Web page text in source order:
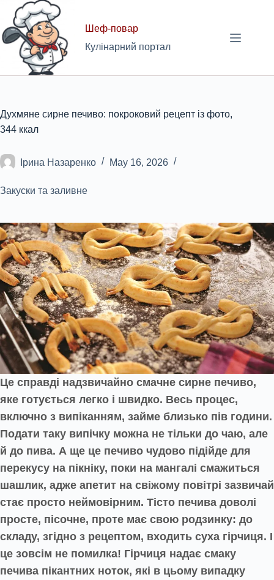
Skip
content
Шеф-повар
Кулінарний портал
Духмяне сирне печиво: покроковий рецепт із фото,
344 ккал
Ірина Назаренко May 16, 2026
Закуски та заливне
Це справді надзвичайно смачне сирне печиво,
яке готується легко і швидко. Весь процес,
включно з випіканням, займе близько пів години.
Подати таку випічку можна не тільки до чаю, але
й до пива. А ще це печиво чудово підійде для
перекусу на пікніку, поки на мангалі смажиться
шашлик, адже апетит на свіжому повітрі зазвичай
стає просто неймовірним. Тісто печива доволі
просте, пісочне, проте має свою родзинку: до
складу, згідно з рецептом, входить суха гірчиця. І
це зовсім не помилка! Гірчиця надає смаку
печива пікантних ноток, які в цьому випадку